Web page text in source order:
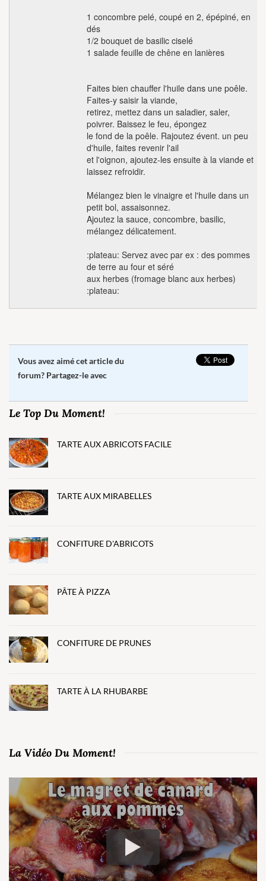
1 concombre pelé, coupé en 2, épépiné, en
dés
1/2 bouquet de basilic ciselé
1 salade feuille de chêne en lanières
Faites bien chauffer l'huile dans une poêle.
Faites-y saisir la viande,
retirez, mettez dans un saladier, saler,
poivrer. Baissez le feu, épongez
le fond de la poêle. Rajoutez évent. un peu
d'huile, faites revenir l'ail
et l'oignon, ajoutez-les ensuite à la viande et
laissez refroidir.
Mélangez bien le vinaigre et l'huile dans un
petit bol, assaisonnez.
Ajoutez la sauce, concombre, basilic,
mélangez délicatement.
:plateau: Servez avec par ex : des pommes
de terre au four et séré
aux herbes (fromage blanc aux herbes)
:plateau:
Vous avez aimé cet article du
forum? Partagez-le avec
Le Top Du Moment!
TARTE AUX ABRICOTS FACILE
TARTE AUX MIRABELLES
CONFITURE D'ABRICOTS
PÂTE À PIZZA
CONFITURE DE PRUNES
TARTE À LA RHUBARBE
La Vidéo Du Moment!